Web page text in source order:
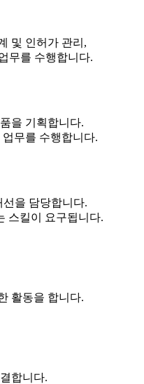
및 인허가 관리,
무를 수행합니다.
을 기획합니다.
무를 수행합니다.
선을 담당합니다.
스킬이 요구됩니다.
활동을 합니다.
합니다.